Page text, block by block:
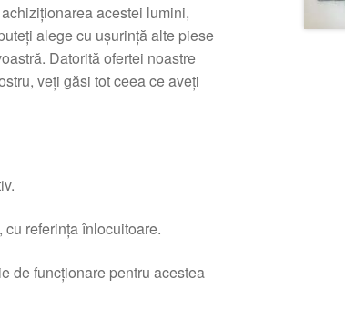
acestei lumini,
alege cu ușurință alte piese
Datorită ofertei noastre
veți găsi tot ceea ce aveți
referința înlocuitoare.
de funcționare pentru acestea